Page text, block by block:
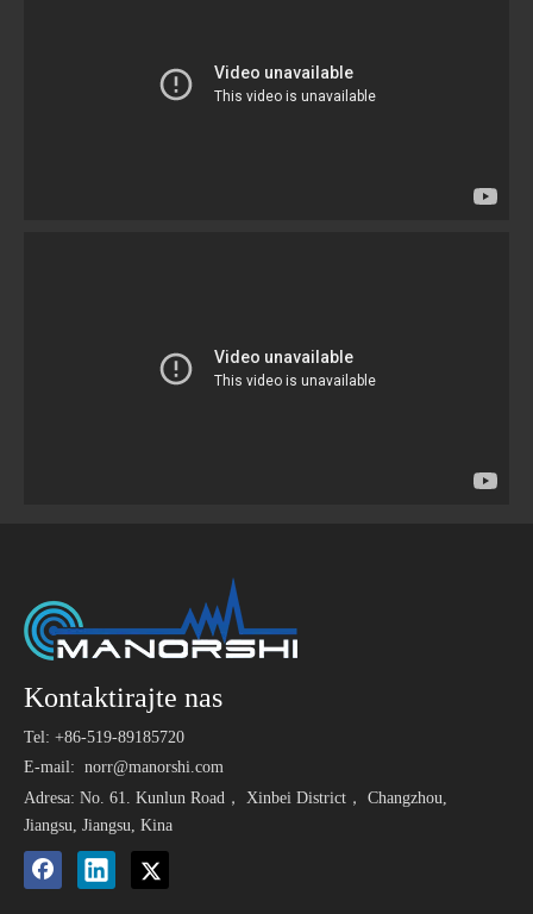
Kontaktirajte nas
Tel: +86-519-89185720
E-mail: norr@manorshi.com
Adresa: No. 61. Kunlun Road， Xinbei District， Changzhou,
Jiangsu, Jiangsu, Kina